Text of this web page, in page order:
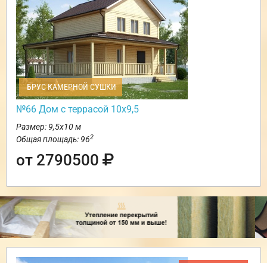
БРУС КАМЕРНОЙ СУШКИ
№66 Дом с террасой 10х9,5
Размер: 9,5х10 м
Общая площадь: 962
от 2790500